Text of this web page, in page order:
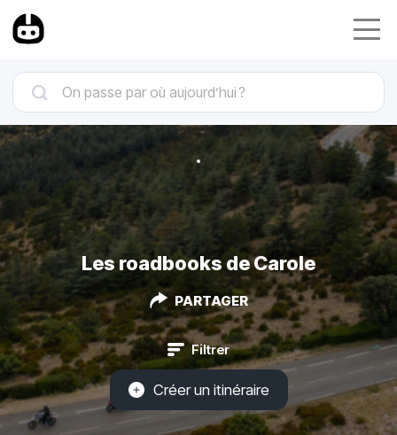
Les roadbooks de Carole
PARTAGER
Filtrer
Créer un itinéraire